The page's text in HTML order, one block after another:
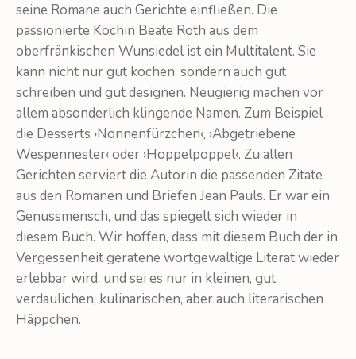
seine Romane auch Gerichte einfließen. Die
passionierte Köchin Beate Roth aus dem
oberfränkischen Wunsiedel ist ein Multitalent. Sie
kann nicht nur gut kochen, sondern auch gut
schreiben und gut designen. Neugierig machen vor
allem absonderlich klingende Namen. Zum Beispiel
die Desserts ›Nonnenfürzchen‹, ›Abgetriebene
Wespennester‹ oder ›Hoppelpoppel‹. Zu allen
Gerichten serviert die Autorin die passenden Zitate
aus den Romanen und Briefen Jean Pauls. Er war ein
Genussmensch, und das spiegelt sich wieder in
diesem Buch. Wir hoffen, dass mit diesem Buch der in
Vergessenheit geratene wortgewaltige Literat wieder
erlebbar wird, und sei es nur in kleinen, gut
verdaulichen, kulinarischen, aber auch literarischen
Häppchen.